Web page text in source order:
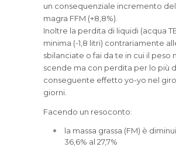
un consequenziale incremento
magra FFM (+8,8%).
Inoltre la perdita di liquidi (acqua
minima (-1,8 litri) contrariamente
sbilanciate o fai da te in cui il peso
scende ma con perdita per lo più
conseguente effetto yo-yo nel
giorni.
Facendo un resoconto:
la massa grassa (FM) è
36,6% al 27,7%